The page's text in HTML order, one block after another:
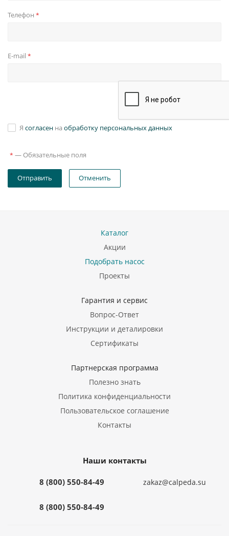
Телефон *
E-mail *
Я согласен на обработку персональных данных
* — Обязательные поля
Отправить Отменить
Каталог
Акции
Подобрать насос
Проекты
Гарантия и сервис
Вопрос-Ответ
Инструкции и деталировки
Сертификаты
Партнерская программа
Полезно знать
Политика конфиденциальности
Пользовательское соглашение
Контакты
Наши контакты
8 (800) 550-84-49
8 (800) 550-84-49
zakaz@calpeda.su